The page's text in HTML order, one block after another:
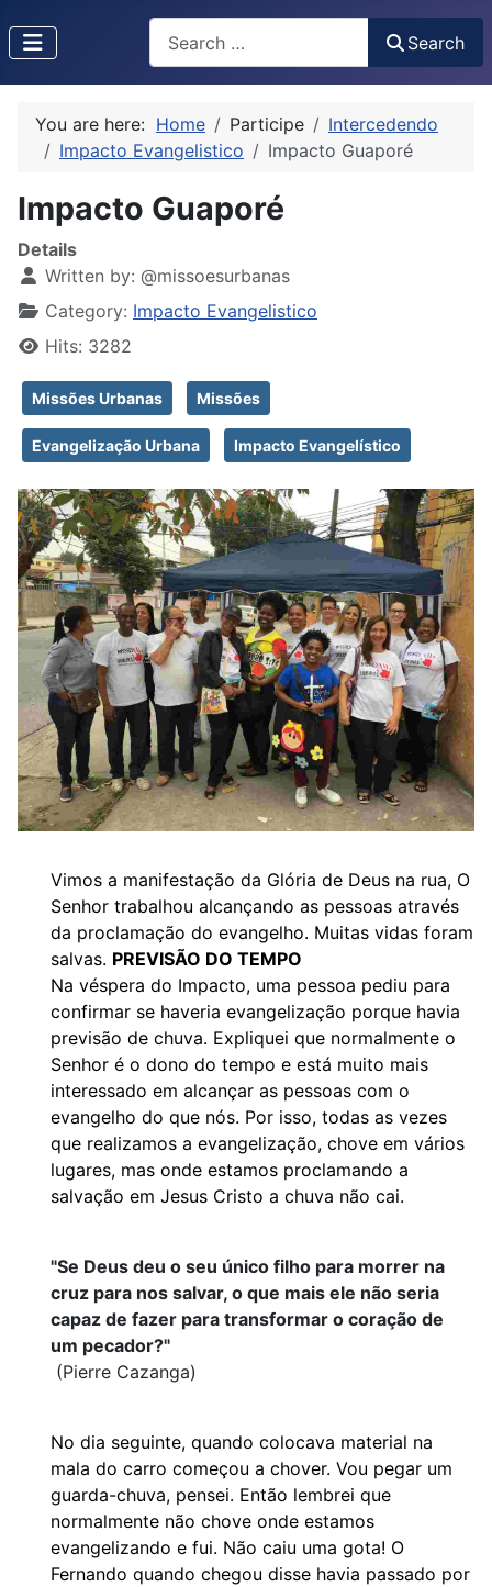
Type 2 or more characters for results.
Search
You are here: Home Participe
Intercedendo
Impacto Evangelistico
Impacto Guaporé
Impacto Guaporé
Details
Written by: @missoesurbanas
Category: Impacto Evangelistico
Hits: 3282
Missões Urbanas Missões
Evangelização Urbana Impacto Evangelístico
Vimos a manifestação da Glória de Deus na rua, O
Senhor trabalhou alcançando as pessoas através
da proclamação do evangelho. Muitas vidas foram
salvas. PREVISÃO DO TEMPO
Na véspera do Impacto, uma pessoa pediu para
confirmar se haveria evangelização porque havia
previsão de chuva. Expliquei que normalmente o
Senhor é o dono do tempo e está muito mais
interessado em alcançar as pessoas com o
evangelho do que nós. Por isso, todas as vezes
que realizamos a evangelização, chove em vários
lugares, mas onde estamos proclamando a
salvação em Jesus Cristo a chuva não cai.
"Se Deus deu o seu único filho para morrer na
cruz para nos salvar, o que mais ele não seria
capaz de fazer para transformar o coração de
um pecador?"
(Pierre Cazanga)
No dia seguinte, quando colocava material na
mala do carro começou a chover. Vou pegar um
guarda-chuva, pensei. Então lembrei que
normalmente não chove onde estamos
evangelizando e fui. Não caiu uma gota! O
Fernando quando chegou disse havia passado por